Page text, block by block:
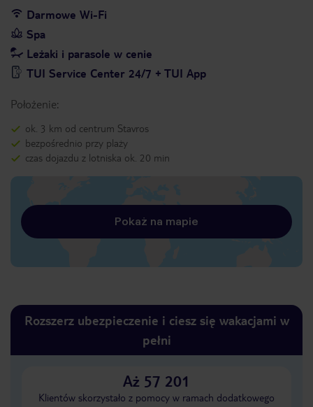
Darmowe Wi-Fi
Spa
Leżaki i parasole w cenie
TUI Service Center 24/7 + TUI App
Położenie:
ok. 3 km od centrum Stavros
bezpośrednio przy plaży
czas dojazdu z lotniska ok. 20 min
Pokaż na mapie
Rozszerz ubezpieczenie i ciesz się wakacjami w
pełni
Aż 57 201
Klientów skorzystało z pomocy w ramach dodatkowego